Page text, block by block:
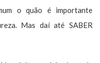
o quão é importante
Mas daí até SABER